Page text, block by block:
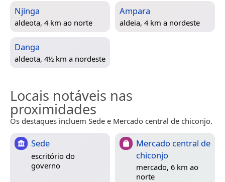
Njinga
aldeota, 4 km ao norte
Ampara
aldeia, 4 km a nordeste
Danga
aldeota, 4½ km a nordeste
Locais notáveis nas
proximidades
Os destaques incluem Sede e Mercado central de chiconjo.
Sede
escritório do
governo
Mercado central de
chiconjo
mercado, 6 km ao
norte